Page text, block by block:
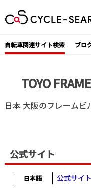
to
content
自転車関連サイト検索 ブロ
TOYO
日本 大阪のフレームビ
公式サイト
日本語 公式サイト